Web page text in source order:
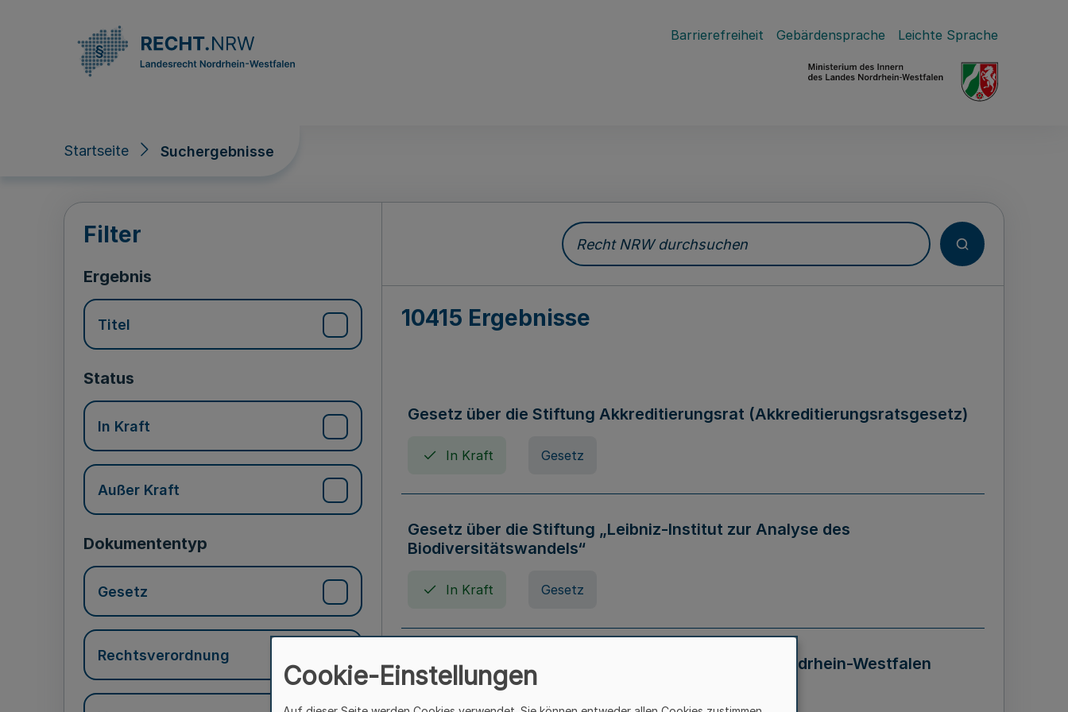
Barrierefreiheit Gebärdensprache Leichte Sprache
Startseite Suchergebnisse
Suchergebnisse
Filter
Ergebnis
Titel
Status
In Kraft
Außer Kraft
Dokumententyp
Gesetz
Rechtsverordnung
Recht NRW durchsuchen
10415 Ergebnisse
Gesetz über die Stiftung Akkreditierungsrat (Akkreditierungsratsgesetz)
In Kraft Gesetz
Gesetz über die Stiftung „Leibniz-Institut zur Analyse des
Biodiversitätswandels“
In Kraft Gesetz
Gesetz über die Kunsthochschulen des Landes Nordrhein-Westfalen
(Kunsthochschulgesetz - KunstHG)
Cookie-Einstellungen